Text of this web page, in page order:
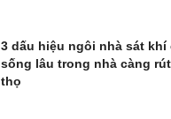
3 dấu hiệu ngôi nhà sát khí
sống lâu trong nhà càng
thọ